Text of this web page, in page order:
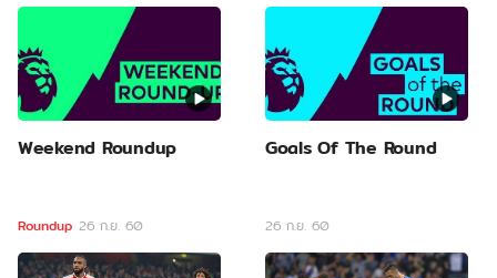
Weekend Roundup
Roundup 26 ก.ย. 60
Goals Of The Round
26 ก.ย. 60